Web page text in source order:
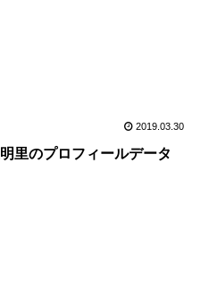
2019.03.30
里のプロフィールデータ